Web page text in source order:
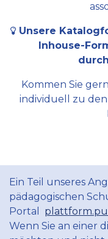
Unsere
Inhouse-
Kommen Sie
individuell zu
Ein Teil unseres
pädagogischen
Portal
Wenn Sie an einer